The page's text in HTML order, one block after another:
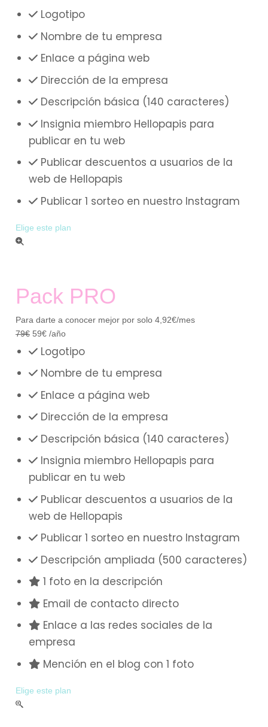
Logotipo
Nombre de tu empresa
Enlace a página web
Dirección de la empresa
Descripción básica (140 caracteres)
Insignia miembro Hellopapis para
publicar en tu web
Publicar descuentos a usuarios de la
web de Hellopapis
Publicar 1 sorteo en nuestro Instagram
Elige este plan
Pack PRO
Para darte a conocer mejor por solo 4,92€/mes
79€ 59€ /año
Logotipo
Nombre de tu empresa
Enlace a página web
Dirección de la empresa
Descripción básica (140 caracteres)
Insignia miembro Hellopapis para
publicar en tu web
Publicar descuentos a usuarios de la
web de Hellopapis
Publicar 1 sorteo en nuestro Instagram
Descripción ampliada (500 caracteres)
1 foto en la descripción
Email de contacto directo
Enlace a las redes sociales de la
empresa
Mención en el blog con 1 foto
Elige este plan